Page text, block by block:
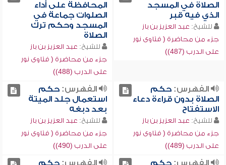
الصلاة في المسجد
الذي فيه قبر
للشيخ: عبد العزيز بن باز
جزء من محاضرة ( فتاوى نور
على الدرب (487))
المحافظة على أداء
الصلوات جماعة في
المسجد وحكم ترك
الصلاة
للشيخ: عبد العزيز بن باز
جزء من محاضرة ( فتاوى نور
على الدرب (488))
الفهرس:حكم
الصلاة بدون قراءة دعاء
الاستفتاح
للشيخ: عبد العزيز بن باز
جزء من محاضرة ( فتاوى نور
على الدرب (489))
الفهرس:حكم
استعمال جلد الميتة
بعد دبغه
للشيخ: عبد العزيز بن باز
جزء من محاضرة ( فتاوى نور
على الدرب (490))
الفهرس:حكم الفهرس:حكم